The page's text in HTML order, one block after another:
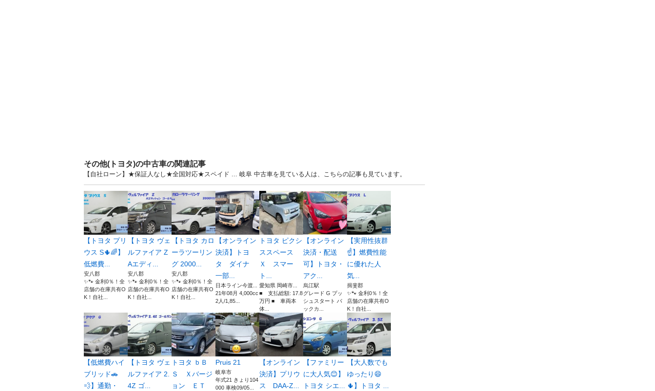
その他(トヨタ)の中古車の関連記事
【自社ローン】★保証人なし★全国対応★スペイド ... 岐阜 中古車を見ている人は、こちらの記事も見ています。
【トヨタ プリ
ウス S🌵🌈】
低燃費...
安八郡
✨🐾 金利0％！全
店舗の在庫共有O
K！自社...
【トヨタ ヴェ
ルファイア Z
Aエディ...
安八郡
✨🐾 金利0％！全
店舗の在庫共有O
K！自社...
【トヨタ カロ
ーラツーリン
グ 2000...
安八郡
✨🐾 金利0％！全
店舗の在庫共有O
K！自社...
【オンライン
決済】トヨ
タ ダイナ
一部...
日本ライン今渡...
21年08月 4,000cc
2人/1,85...
トヨタ ピクシ
ススペース
Ｘ スマー
ト...
愛知県 岡崎市...
■ 支払総額: 17.8
万円 ■ 車両本
体...
【オンライン
決済・配送
可】トヨタ・
アク...
烏江駅
グレード G プッ
シュスタート パ
ックカ...
【実用性抜群
☝️】燃費性能
に優れた人
気...
揖斐郡
✨🐾 金利0％！全
店舗の在庫共有O
K！自社...
【低燃費ハイ
ブリッド🚗
💨】通勤・
【トヨタ ヴェ
ルファイア 2.
4Z ゴ...
トヨタ ｂＢ
Ｓ Ｘバージ
ョン ＥＴ
Pruis 21
岐阜市
年式21 きょり104
000 車検09/05...
【オンライン
決済】プリウ
ス DAA-Z...
【ファミリー
に大人気😊】
トヨタ シエ...
【大人数でも
ゆったり😄
🌵】トヨタ ...